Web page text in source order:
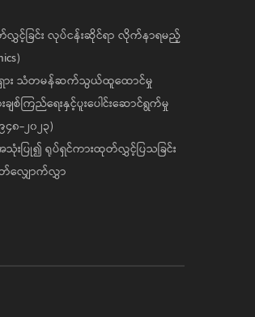
င့်ခြင်း လုပ်ငန်းဆိုင်ရာ လိုက်နာရမည့်
ရုရှား သံတမန်ဆက်သွယ်ထူထောင်မှု
စ်ကြည်ရေးနှင့်ပူးပေါင်းဆောင်ရွက်မှု
၈-၂၀၂၃)
ြု၍ ရုပ်ရှင်ကားထုတ်လွှင့်ပြသခြင်း
လျှောက်လွှာ